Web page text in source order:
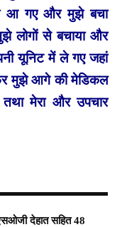
आ गए और मुझे बचा
लोगों से बचाया और
यूनिट में ले गए जहां
मुझे आगे की मेडिकल
मेरा और उपचार
देहात सहित 48